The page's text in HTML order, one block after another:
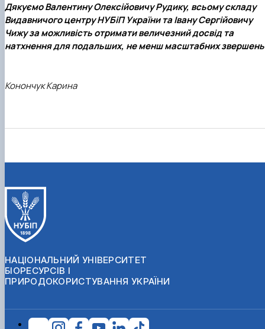
Дякуємо Валентину Олексійовичу Рудику, всьому складу
Видавничого центру НУБіП України та Івану Сергійовичу
Чижу за можливість отримати величезний досвід та
натхнення для подальших, не менш масштабних
Конончук Карина
НАЦІОНАЛЬНИЙ УНІВЕРСИТЕТ
БІОРЕСУРСІВ І
ПРИРОДОКОРИСТУВАННЯ УКРАЇНИ